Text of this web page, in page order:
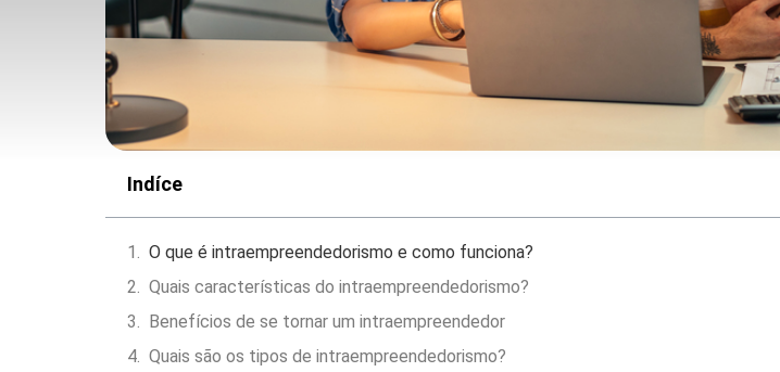
Indíce
O que é intraempreendedorismo e como funciona?
Quais características do intraempreendedorismo?
Benefícios de se tornar um intraempreendedor
Quais são os tipos de intraempreendedorismo?